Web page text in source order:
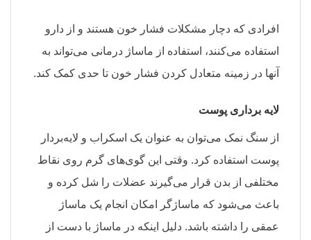
افرادی که دچار مشکلات فشار خون هستند و از دارو
استفاده می‌کنند، استفاده از ماساژ درمانی می‌تواند به
آنها در زمینه متعادل کردن فشار خون تا حدی کمک کند.
لایه برداری پوست
از سنگ نمک می‌توان به عنوان یک اسکراب و لایه‌بردار
پوست استفاده کرد. وقتی این گوی‌های گرم روی نقاط
مختلفی از بدن قرار می‌گیرند عضلات را شل کرده و
باعث می‌شود که ماساژگر امکان انجام یک ماساژ
عمقی را داشته باشد. دلیل اینکه در ماساژ با دست از